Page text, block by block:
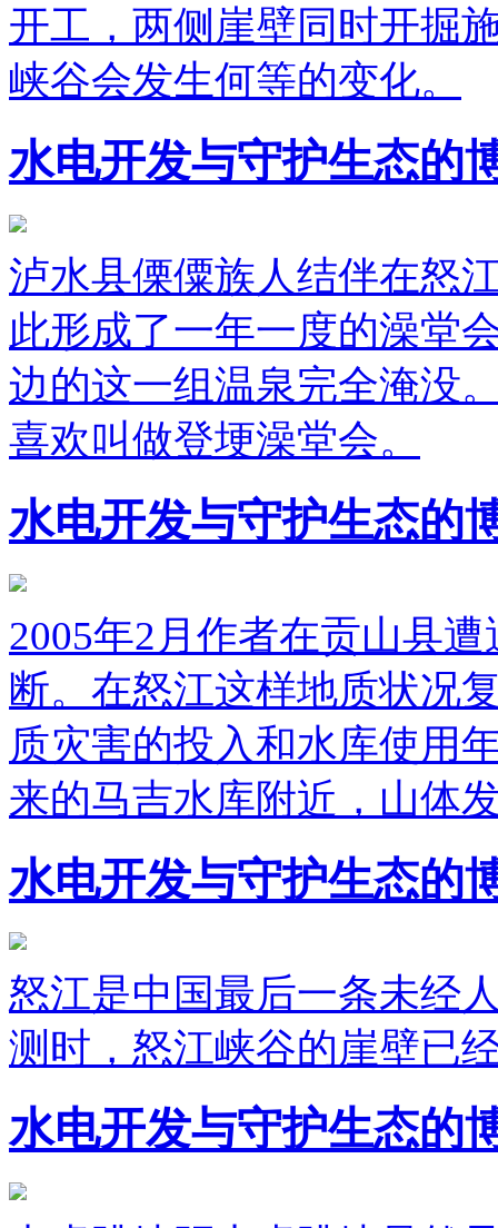
开工，两侧崖壁同时开掘
峡谷会发生何等的变化。
水电开发与守护生态的
泸水县傈僳族人结伴在怒
此形成了一年一度的澡堂
边的这一组温泉完全淹没
喜欢叫做登埂澡堂会。
水电开发与守护生态的
2005年2月作者在贡山县
断。在怒江这样地质状况
质灾害的投入和水库使用
来的马吉水库附近，山体
水电开发与守护生态的
怒江是中国最后一条未经
测时，怒江峡谷的崖壁已
水电开发与守护生态的